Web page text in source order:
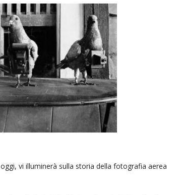
oggi, vi illuminerà sulla storia della fotografia aerea